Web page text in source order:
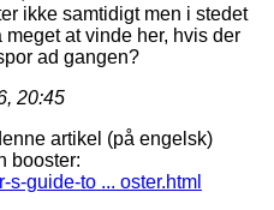
ikke samtidigt men i stedet
at vinde her, hvis der
ad gangen?
20:45
artikel (på engelsk)
booster:
guide-to ... oster.html